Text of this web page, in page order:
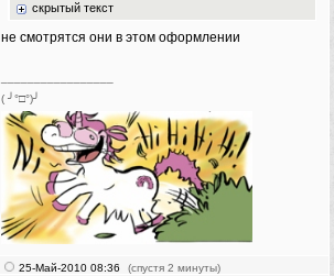
скрытый текст
не смотрятся они в этом оформлении
( ╯°□°)╯
25-Май-2010 08:36 (спустя 2 минуты)